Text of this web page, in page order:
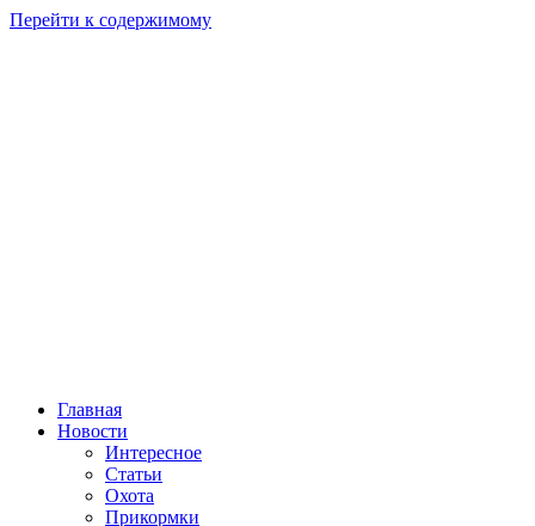
Перейти к содержимому
Главная
Новости
Интересное
Статьи
Охота
Прикормки